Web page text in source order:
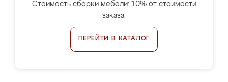
Стоимость сборки мебели: 10% от стоимости
заказа.
ПЕРЕЙТИ В КАТАЛОГ